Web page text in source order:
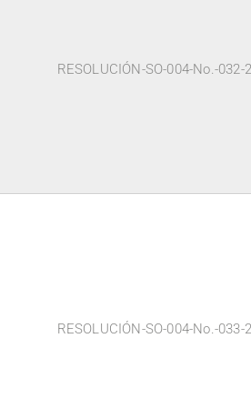
RESOLUCIÓN-SO-004-No.-032-
RESOLUCIÓN-SO-004-No.-033-